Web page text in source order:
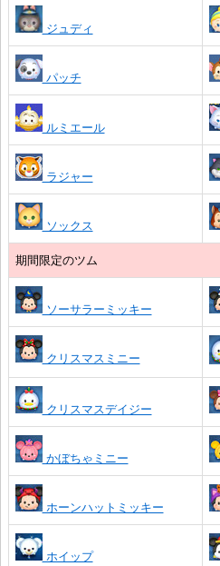
ジュディ
パッチ
ルミエール
ラジャー
ソックス
期間限定のツム
ソーサラーミッキー
クリスマスミニー
クリスマスデイジー
かぼちゃミニー
ホーンハットミッキー
ホイップ